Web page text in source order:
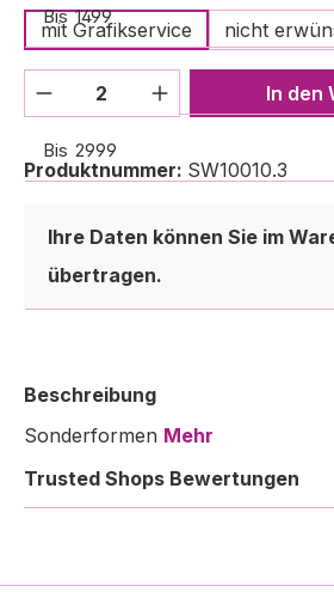
Bis 1499
1999
Bis 2999
mit Grafikservice
nicht
Produkt Anzahl: GibIn den
Produktnummer: SW10010.3
Ihre Daten können Sie im
übertragen.
Beschreibung
Sonderformen Mehr
Trusted Shops Bewertungen